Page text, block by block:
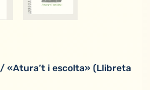
/ «Atura’t i escolta» (Llibreta